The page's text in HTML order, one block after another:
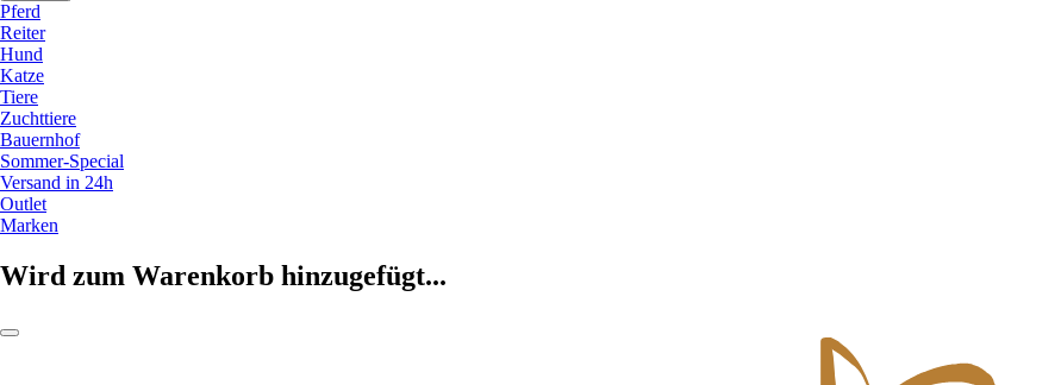
Pferd
Reiter
Hund
Katze
Tiere
Zuchttiere
Bauernhof
Sommer-Special
Versand in 24h
Outlet
Marken
Wird zum Warenkorb hinzugefügt...